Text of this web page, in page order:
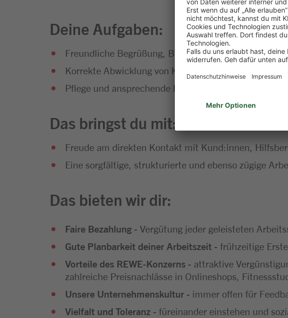
Deine Aufgaben:
Freundliche Begrüßung, Bedienung und
Korrekte Abwicklung von Kassiervorgängen und
Pflege und ansprechende Präsentation des
Das bringst du mit:
Freude am direkten Kontakt mit Kund:innen,
Eine sorgfältige, strukturierte und ebenso zügige
Das bieten wir dir:
Faire Bezahlung - Vergütung jeder geleisteten
Gute Planbarkeit deiner Arbeitszeit - frühzeitige
Vorteile des REWE-Konzerns - attraktive
zahlreiche Preisnachlässe in Onlineshops,
Unsere Unternehmenskultur - immer offen für
Vielfalt und Toleranz - füreinander einstehen und